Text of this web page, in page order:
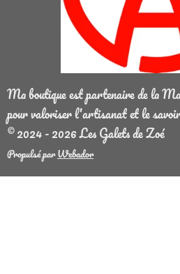
Ma boutique est partenaire de la
pour valoriser l'artisanat et le
© 2024 - 2026 Les Galets de Zoé
Propulsé parWebador